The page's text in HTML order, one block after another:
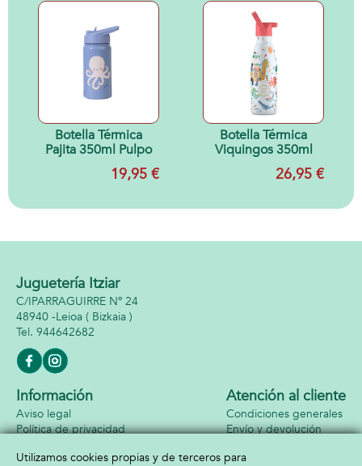
Botella Térmica
Pajita 350ml Pulpo
19,95 €
Botella Térmica
Viquingos 350ml
26,95 €
Juguetería Itziar
C/IPARRAGUIRRE Nº 24
48940 -Leioa ( Bizkaia )
944642682
Información
Aviso legal
Política de privacidad
Atención al cliente
Condiciones generales
Envío y devolución
Utilizamos cookies propias y de terceros para